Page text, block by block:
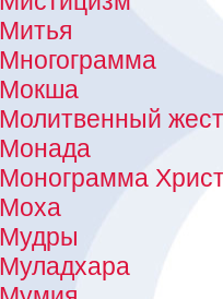
Митья
Многограмма
Мокша
Молитвенный жест
Монада
Монограмма
Моха
Мудры
Муладхара